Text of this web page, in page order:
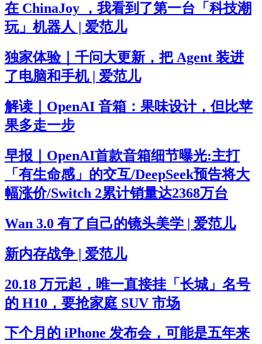
在 ChinaJoy ，我看到了第一台「科技潮
玩」机器人 | 爱范儿
独家体验｜千问大更新，把 Agent 装进
了电脑和手机 | 爱范儿
解读｜OpenAI 音箱：果味设计，但比苹
果多走一步
早报｜OpenAI首款音箱细节曝光:主打
「有生命感」的交互/DeepSeek预告将大
幅涨价/Switch 2累计销量达2368万台
Wan 3.0 有了自己的镜头美学 | 爱范儿
新内存战争 | 爱范儿
20.18 万元起，唯一直接挂「长城」名号
的 H10，要抢家庭 SUV 市场
下个月的 iPhone 发布会，可能是五年来